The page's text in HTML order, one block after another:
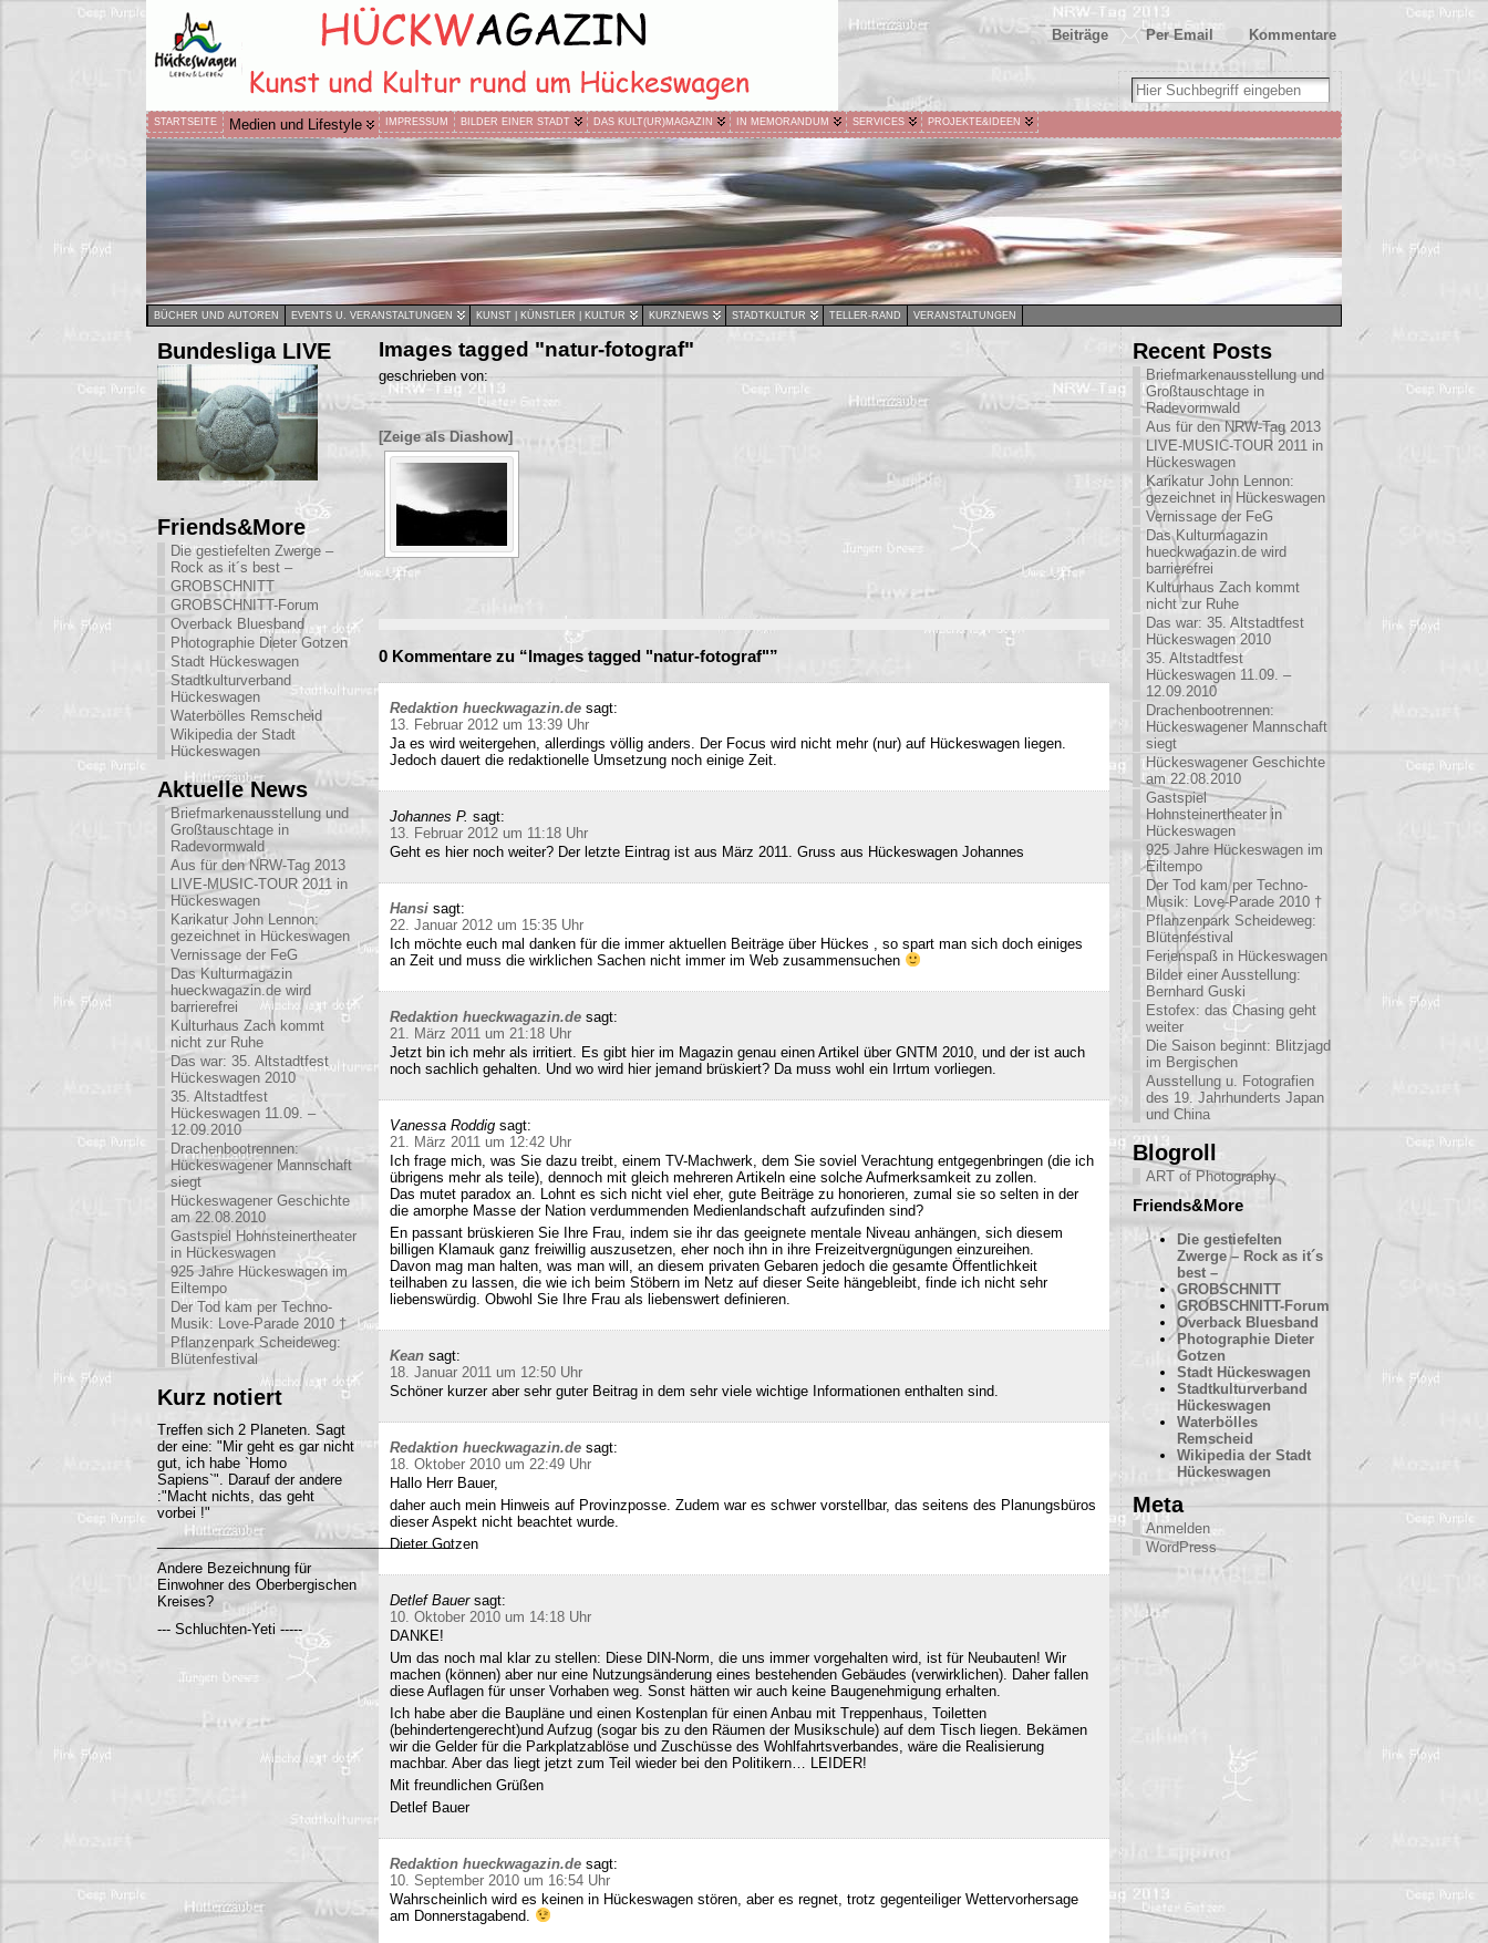
Kommentare
Per Email
Beiträge
STARTSEITE Medien und Lifestyle IMPRESSUM BILDER EINER STADT DAS KULT(UR)MAGAZIN IN MEMORANDUM SERVICES PROJEKTE&IDEEN
BÜCHER UND AUTOREN EVENTS U. VERANSTALTUNGEN KUNST | KÜNSTLER | KULTUR KURZNEWS STADTKULTUR TELLER-RAND VERANSTALTUNGEN
Bundesliga LIVE
Friends&More
Die gestiefelten Zwerge –
Rock as it´s best –
GROBSCHNITT
GROBSCHNITT-Forum
Overback Bluesband
Photographie Dieter Gotzen
Stadt Hückeswagen
Stadtkulturverband
Hückeswagen
Waterbölles Remscheid
Wikipedia der Stadt
Hückeswagen
Aktuelle News
Briefmarkenausstellung und
Großtauschtage in
Radevormwald
Aus für den NRW-Tag 2013
LIVE-MUSIC-TOUR 2011 in
Hückeswagen
Karikatur John Lennon:
gezeichnet in Hückeswagen
Vernissage der FeG
Das Kulturmagazin
hueckwagazin.de wird
barrierefrei
Kulturhaus Zach kommt
nicht zur Ruhe
Das war: 35. Altstadtfest
Hückeswagen 2010
35. Altstadtfest
Hückeswagen 11.09. –
12.09.2010
Drachenbootrennen:
Hückeswagener Mannschaft
siegt
Hückeswagener Geschichte
am 22.08.2010
Gastspiel Hohnsteinertheater
in Hückeswagen
925 Jahre Hückeswagen im
Eiltempo
Der Tod kam per Techno-
Musik: Love-Parade 2010 †
Pflanzenpark Scheideweg:
Blütenfestival
Kurz notiert
Treffen sich 2 Planeten. Sagt
der eine: "Mir geht es gar nicht
gut, ich habe `Homo
Sapiens`". Darauf der andere
:"Macht nichts, das geht
vorbei !"
______________________________________
Andere Bezeichnung für
Einwohner des Oberbergischen
Kreises?
--- Schluchten-Yeti -----
Images tagged "natur-fotograf"
geschrieben von:
[Zeige als Diashow]
0 Kommentare zu “Images tagged "natur-fotograf"”
Redaktion hueckwagazin.de sagt:
13. Februar 2012 um 13:39 Uhr
Ja es wird weitergehen, allerdings völlig anders. Der Focus wird nicht mehr (nur) auf Hückeswagen liegen.
Jedoch dauert die redaktionelle Umsetzung noch einige Zeit.
Johannes P. sagt:
13. Februar 2012 um 11:18 Uhr
Geht es hier noch weiter? Der letzte Eintrag ist aus März 2011. Gruss aus Hückeswagen Johannes
Hansi sagt:
22. Januar 2012 um 15:35 Uhr
Ich möchte euch mal danken für die immer aktuellen Beiträge über Hückes , so spart man sich doch einiges
an Zeit und muss die wirklichen Sachen nicht immer im Web zusammensuchen
Redaktion hueckwagazin.de sagt:
21. März 2011 um 21:18 Uhr
Jetzt bin ich mehr als irritiert. Es gibt hier im Magazin genau einen Artikel über GNTM 2010, und der ist auch
noch sachlich gehalten. Und wo wird hier jemand brüskiert? Da muss wohl ein Irrtum vorliegen.
Vanessa Roddig sagt:
21. März 2011 um 12:42 Uhr
Ich frage mich, was Sie dazu treibt, einem TV-Machwerk, dem Sie soviel Verachtung entgegenbringen (die ich
übrigens mehr als teile), dennoch mit gleich mehreren Artikeln eine solche Aufmerksamkeit zu zollen.
Das mutet paradox an. Lohnt es sich nicht viel eher, gute Beiträge zu honorieren, zumal sie so selten in der
die amorphe Masse der Nation verdummenden Medienlandschaft aufzufinden sind?
En passant brüskieren Sie Ihre Frau, indem sie ihr das geeignete mentale Niveau anhängen, sich diesem
billigen Klamauk ganz freiwillig auszusetzen, eher noch ihn in ihre Freizeitvergnügungen einzureihen.
Davon mag man halten, was man will, an diesem privaten Gebaren jedoch die gesamte Öffentlichkeit
teilhaben zu lassen, die wie ich beim Stöbern im Netz auf dieser Seite hängebleibt, finde ich nicht sehr
liebenswürdig. Obwohl Sie Ihre Frau als liebenswert definieren.
Kean sagt:
18. Januar 2011 um 12:50 Uhr
Schöner kurzer aber sehr guter Beitrag in dem sehr viele wichtige Informationen enthalten sind.
Redaktion hueckwagazin.de sagt:
18. Oktober 2010 um 22:49 Uhr
Hallo Herr Bauer,
daher auch mein Hinweis auf Provinzposse. Zudem war es schwer vorstellbar, das seitens des Planungsbüros
dieser Aspekt nicht beachtet wurde.
Dieter Gotzen
Detlef Bauer sagt:
10. Oktober 2010 um 14:18 Uhr
DANKE!
Um das noch mal klar zu stellen: Diese DIN-Norm, die uns immer vorgehalten wird, ist für Neubauten! Wir
machen (können) aber nur eine Nutzungsänderung eines bestehenden Gebäudes (verwirklichen). Daher fallen
diese Auflagen für unser Vorhaben weg. Sonst hätten wir auch keine Baugenehmigung erhalten.
Ich habe aber die Baupläne und einen Kostenplan für einen Anbau mit Treppenhaus, Toiletten
(behindertengerecht)und Aufzug (sogar bis zu den Räumen der Musikschule) auf dem Tisch liegen. Bekämen
wir die Gelder für die Parkplatzablöse und Zuschüsse des Wohlfahrtsverbandes, wäre die Realisierung
machbar. Aber das liegt jetzt zum Teil wieder bei den Politikern… LEIDER!
Mit freundlichen Grüßen
Detlef Bauer
Redaktion hueckwagazin.de sagt:
10. September 2010 um 16:54 Uhr
Wahrscheinlich wird es keinen in Hückeswagen stören, aber es regnet, trotz gegenteiliger Wettervorhersage
am Donnerstagabend.
Recent Posts
Briefmarkenausstellung und
Großtauschtage in
Radevormwald
Aus für den NRW-Tag 2013
LIVE-MUSIC-TOUR 2011 in
Hückeswagen
Karikatur John Lennon:
gezeichnet in Hückeswagen
Vernissage der FeG
Das Kulturmagazin
hueckwagazin.de wird
barrierefrei
Kulturhaus Zach kommt
nicht zur Ruhe
Das war: 35. Altstadtfest
Hückeswagen 2010
35. Altstadtfest
Hückeswagen 11.09. –
12.09.2010
Drachenbootrennen:
Hückeswagener Mannschaft
siegt
Hückeswagener Geschichte
am 22.08.2010
Gastspiel
Hohnsteinertheater in
Hückeswagen
925 Jahre Hückeswagen im
Eiltempo
Der Tod kam per Techno-
Musik: Love-Parade 2010 †
Pflanzenpark Scheideweg:
Blütenfestival
Ferienspaß in Hückeswagen
Bilder einer Ausstellung:
Bernhard Guski
Estofex: das Chasing geht
weiter
Die Saison beginnt: Blitzjagd
im Bergischen
Ausstellung u. Fotografien
des 19. Jahrhunderts Japan
und China
Blogroll
ART of Photography
Friends&More
Die gestiefelten
Zwerge – Rock as it´s
best –
GROBSCHNITT
GROBSCHNITT-Forum
Overback Bluesband
Photographie Dieter
Gotzen
Stadt Hückeswagen
Stadtkulturverband
Hückeswagen
Waterbölles
Remscheid
Wikipedia der Stadt
Hückeswagen
Meta
Anmelden
WordPress